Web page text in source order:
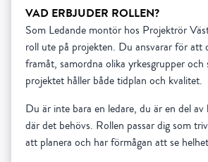
VAD ERBJUDER ROLLEN?
Som Ledande montör hos Projektrör
roll ute på projekten. Du ansvarar för att
framåt, samordna olika yrkesgrupper och
projektet håller både tidplan och kvalitet.
Du är inte bara en ledare, du är en del av
där det behövs. Rollen passar dig som
att planera och har förmågan att se